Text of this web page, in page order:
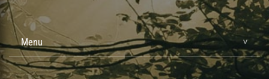
Menu